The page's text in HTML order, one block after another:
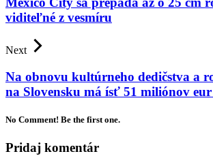
viditeľné z vesmíru
Next
Na obnovu kultúrneho dedičstva a
na Slovensku má ísť 51 miliónov
No Comment! Be the first one.
Pridaj komentár